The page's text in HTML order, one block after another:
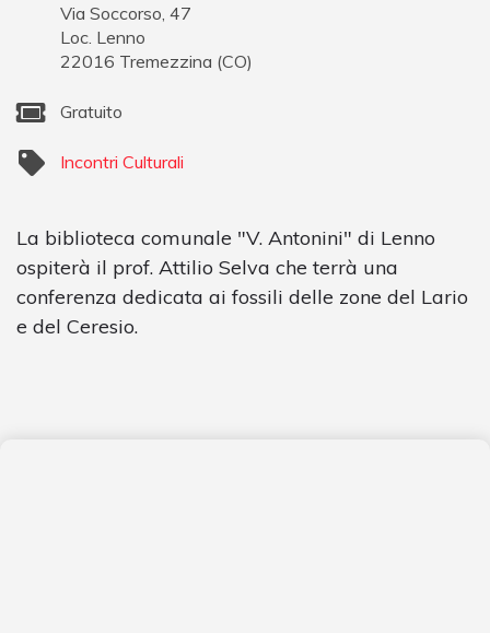
Via Soccorso, 47
Loc. Lenno
22016 Tremezzina (CO)
Gratuito
Incontri Culturali
La biblioteca comunale "V. Antonini" di Lenno
ospiterà il prof. Attilio Selva che terrà una
conferenza dedicata ai fossili delle zone del Lario
e del Ceresio.